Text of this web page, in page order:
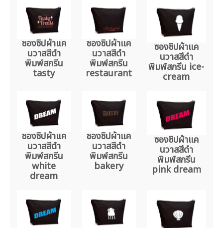
ซองซิปผ้าแค
นวาสสีดำ
พิมพ์สกรีน
tasty
ซองซิปผ้าแค
นวาสสีดำ
พิมพ์สกรีน
restaurant
ซองซิปผ้าแค
นวาสสีดำ
พิมพ์สกรีน ice-
cream
ซองซิปผ้าแค
นวาสสีดำ
พิมพ์สกรีน
white
dream
ซองซิปผ้าแค
นวาสสีดำ
พิมพ์สกรีน
bakery
ซองซิปผ้าแค
นวาสสีดำ
พิมพ์สกรีน
pink dream